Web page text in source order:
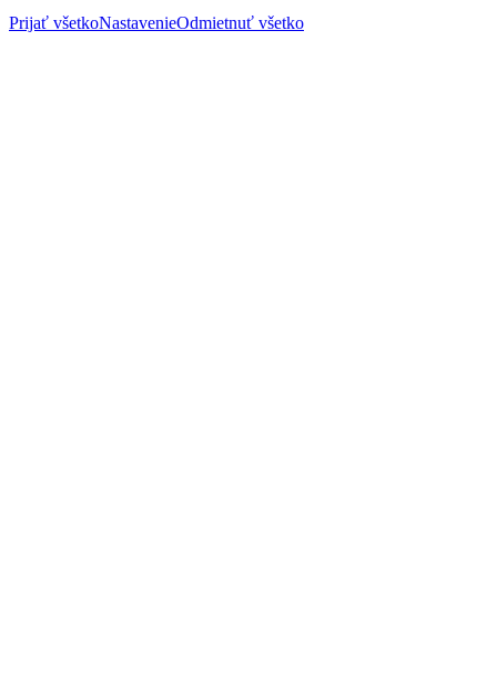
Prijať všetkoNastavenieOdmietnuť všetko